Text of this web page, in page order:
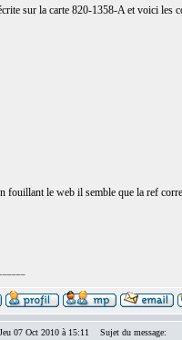
sur la carte 820-1358-A et voici les
fouillant le web il semble que la ref
07 Oct 2010 à 15:11 Sujet du message: